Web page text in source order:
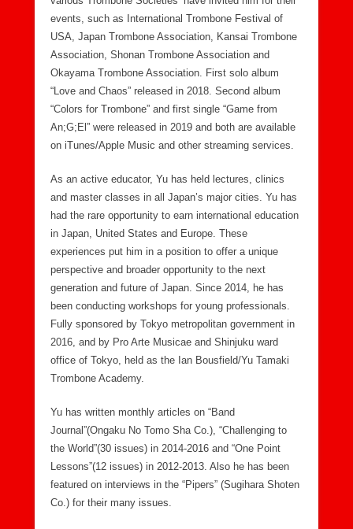
events, such as International Trombone Festival of
USA, Japan Trombone Association, Kansai Trombone
Association, Shonan Trombone Association and
Okayama Trombone Association. First solo album
“Love and Chaos” released in 2018. Second album
“Colors for Trombone” and first single “Game from
An;G;El” were released in 2019 and both are available
on iTunes/Apple Music and other streaming services.
As an active educator, Yu has held lectures, clinics
and master classes in all Japan’s major cities. Yu has
had the rare opportunity to earn international education
in Japan, United States and Europe. These
experiences put him in a position to offer a unique
perspective and broader opportunity to the next
generation and future of Japan. Since 2014, he has
been conducting workshops for young professionals.
Fully sponsored by Tokyo metropolitan government in
2016, and by Pro Arte Musicae and Shinjuku ward
office of Tokyo, held as the Ian Bousfield/Yu Tamaki
Trombone Academy.
Yu has written monthly articles on “Band
Journal”(Ongaku No Tomo Sha Co.), “Challenging to
the World”(30 issues) in 2014-2016 and “One Point
Lessons”(12 issues) in 2012-2013. Also he has been
featured on interviews in the “Pipers” (Sugihara Shoten
Co.) for their many issues.